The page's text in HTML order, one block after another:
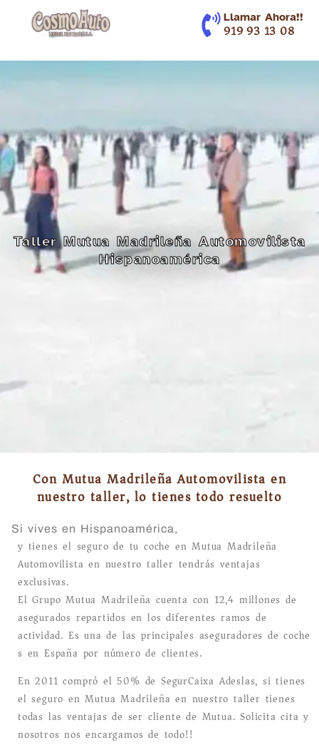
Llamar Ahora!!
919 93 13 08
Taller Mutua Madrileña Automovilista
Hispanoamérica
Con Mutua Madrileña Automovilista en
nuestro taller, lo tienes todo resuelto
Si vives en Hispanoamérica,
y tienes el seguro de tu coche en Mutua Madrileña
Automovilista en nuestro taller tendrás ventajas
exclusivas.
El Grupo Mutua Madrileña cuenta con 12,4 millones de
asegurados repartidos en los diferentes ramos de
actividad. Es una de las principales aseguradores de coche
s en España por número de clientes.
En 2011 compró el 50% de SegurCaixa Adeslas, si tienes
el seguro en Mutua Madrileña en nuestro taller tienes
todas las ventajas de ser cliente de Mutua. Solicita cita y
nosotros nos encargamos de todo!!